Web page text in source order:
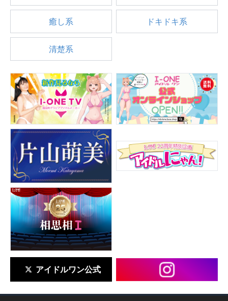
癒し系 ドキドキ系
清楚系
アイドルワン公式